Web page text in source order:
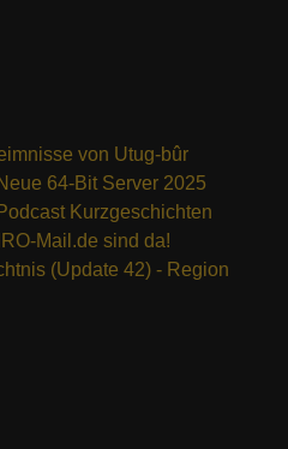
von Utug-bûr
64-Bit Server 2025
Kurzgeschichten
Mail.de sind da!
(Update 42) - Region